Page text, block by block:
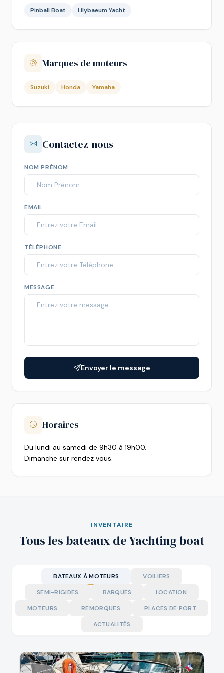
Pinball Boat Lilybaeum Yacht
Marques de moteurs
Suzuki Honda Yamaha
Contactez-nous
NOM PRÉNOM
EMAIL
TÉLÉPHONE
MESSAGE
Envoyer le message
Horaires
Du lundi au samedi de 9h30 à 19h00.
Dimanche sur rendez vous.
INVENTAIRE
Tous les bateaux de Yachting boat
BATEAUX À MOTEURS
VOILIERS
SEMI-RIGIDES
BARQUES
LOCATION
MOTEURS
REMORQUES
PLACES DE PORT
ACTUALITÉS